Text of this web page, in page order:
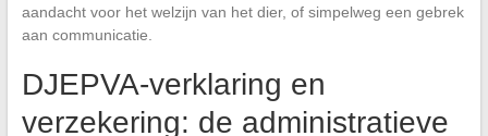
aandacht voor het welzijn van het dier, of simpelweg een gebrek
aan communicatie.
DJEPVA-verklaring en
verzekering: de administratieve